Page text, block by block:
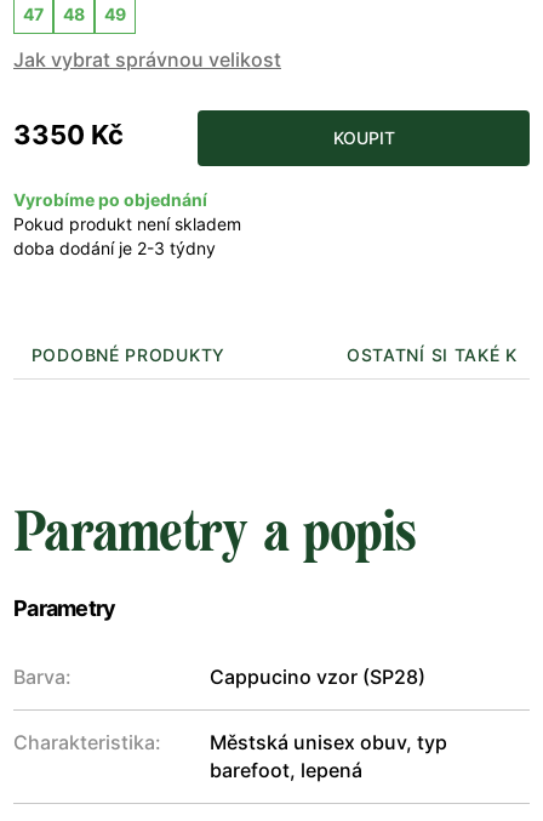
47 48 49
Jak vybrat správnou velikost
3350 Kč KOUPIT
Vyrobíme po objednání
Pokud produkt není skladem
doba dodání je 2-3 týdny
PODOBNÉ PRODUKTY OSTATNÍ SI TAKÉ
Parametry a popis
Parametry
Barva: Cappucino vzor (SP28)
Charakteristika:
Městská unisex obuv, typ
barefoot, lepená